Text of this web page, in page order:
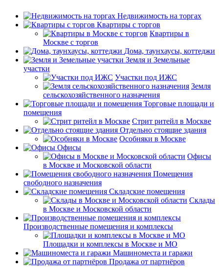
Недвижимость на торгах
Квартиры с торгов
Квартиры в
Москве с торгов
Дома, таунхаусы, коттеджи
Земля и Земельные
участки
Участки под ИЖС
Земля
сельскохозяйственного назначения
Торговые площади и
помещения
Стрит ритейл в Москве
Отдельно стоящие здания
Особняки в Москве
Офисы
Офисы
в Москве и Московской области
Помещения
свободного назначения
Складские помещения
Склады
в Москве и Московской области
Производственные помещения и комплексы
Площадки и комплексы в Москве и МО
Машиноместа и гаражи
Продажа от партнёров